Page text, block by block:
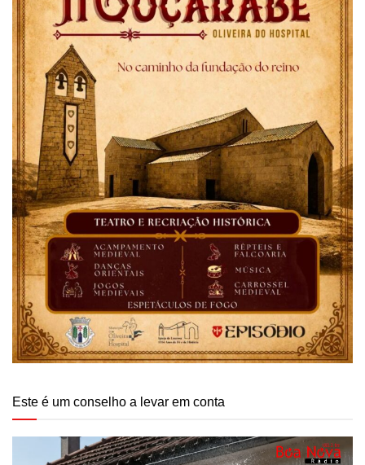
Este é um conselho a levar em conta